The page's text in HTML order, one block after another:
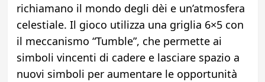
richiamano il mondo degli dèi e un’atmosfera
celestiale. Il gioco utilizza una griglia 6×5 con
il meccanismo “Tumble”, che permette ai
simboli vincenti di cadere e lasciare spazio a
nuovi simboli per aumentare le opportunità